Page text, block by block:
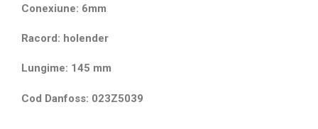
Conexiune: 6mm
Racord: holender
Lungime: 145 mm
Cod Danfoss: 023Z5039